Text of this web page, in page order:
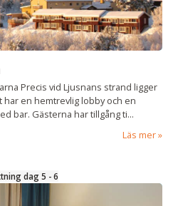
Precis vid Ljusnans strand ligger
en hemtrevlig lobby och en
bar. Gästerna har tillgång ti...
Läs mer
dag 5 - 6